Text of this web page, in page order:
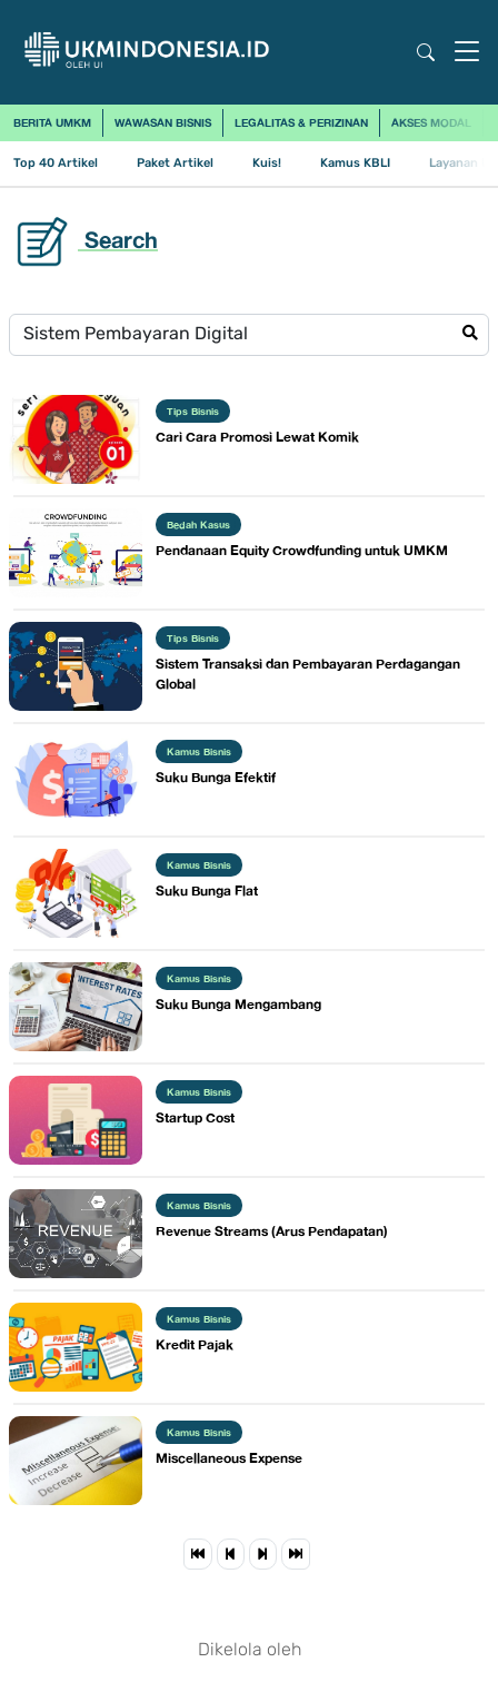
BERITA UMKM WAWASAN BISNIS LEGALITAS & PERIZINAN AKSES MODAL
Top 40 Artikel Paket Artikel Kuis! Kamus KBLI Layanan
Search
Tips Bisnis
​Cari Cara Promosi Lewat Komik
Bedah Kasus
​Pendanaan Equity Crowdfunding untuk UMKM
Tips Bisnis
​Sistem Transaksi dan Pembayaran Perdagangan
Global
Kamus Bisnis
​Suku Bunga Efektif
Kamus Bisnis
​Suku Bunga Flat
Kamus Bisnis
​Suku Bunga Mengambang
Kamus Bisnis
Startup Cost
Kamus Bisnis
Revenue Streams (Arus Pendapatan)
Kamus Bisnis
Kredit Pajak
Kamus Bisnis
Miscellaneous Expense
Dikelola oleh